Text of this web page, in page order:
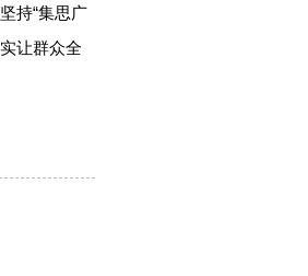
持“集思广
让群众全